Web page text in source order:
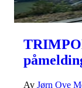
Av Jørn Ove